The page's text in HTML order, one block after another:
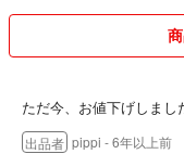
ただ今、お値下げしまし
出品者 pippi - 6年以上前